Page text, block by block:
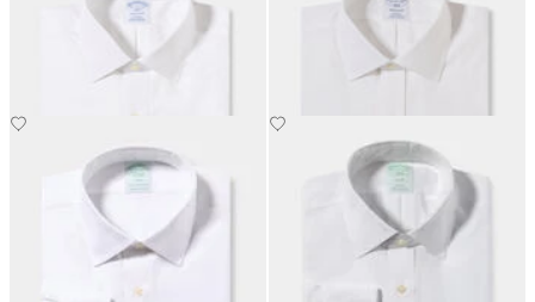
Oxford con Collo Ainsley
Oxford con Collo Ainsley